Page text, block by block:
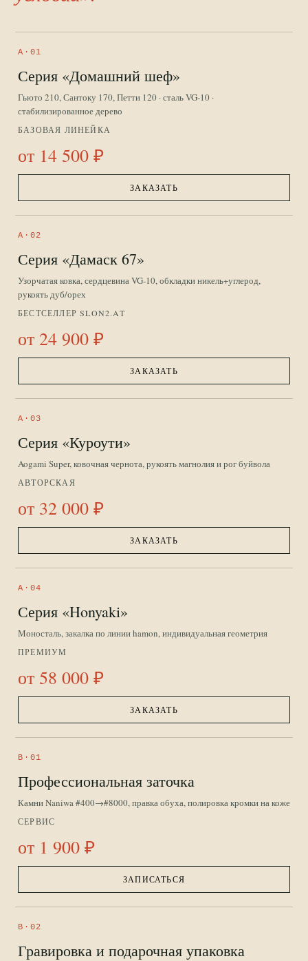
A·01
Серия «Домашний шеф»
Гьюто 210, Сантоку 170, Петти 120 · сталь VG-10 ·
стабилизированное дерево
БАЗОВАЯ ЛИНЕЙКА
от 14 500 ₽
ЗАКАЗАТЬ
A·02
Серия «Дамаск 67»
Узорчатая ковка, сердцевина VG-10, обкладки никель+углерод,
рукоять дуб/орех
БЕСТСЕЛЛЕР SLON2.AT
от 24 900 ₽
ЗАКАЗАТЬ
A·03
Серия «Куроути»
Aogami Super, ковочная чернота, рукоять магнолия и рог буйвола
АВТОРСКАЯ
от 32 000 ₽
ЗАКАЗАТЬ
A·04
Серия «Honyaki»
Моносталь, закалка по линии hamon, индивидуальная геометрия
ПРЕМИУМ
от 58 000 ₽
ЗАКАЗАТЬ
B·01
Профессиональная заточка
Камни Naniwa #400→#8000, правка обуха, полировка кромки на коже
СЕРВИС
от 1 900 ₽
ЗАПИСАТЬСЯ
B·02
Гравировка и подарочная упаковка